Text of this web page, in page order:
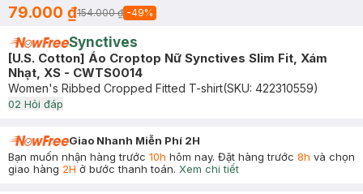
79.000 ₫154.000 ₫ -49%
Synctives
[U.S. Cotton] Áo Croptop Nữ Synctives Slim Fit, Xám
Nhạt, XS - CWTS0014
Women's Ribbed Cropped Fitted T-shirt(SKU: 422310559)
02 Hỏi đáp
Giao Nhanh Miễn Phí 2H
Bạn muốn nhận hàng trước 10h hôm nay. Đặt hàng trước 8h và chọn
giao hàng 2H ở bước thanh toán. Xem chi tiết